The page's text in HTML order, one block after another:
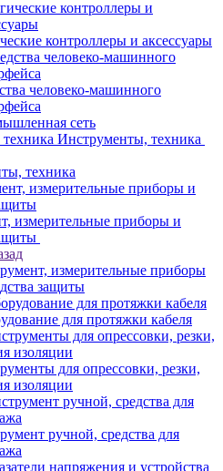
контроллеры и аксессуары
человеко-машинного
сеть
Инструменты, техника
техника
измерительные приборы и
измерительные приборы
защиты
для протяжки кабеля
для опрессовки, резки,
изоляции
ручной, средства для